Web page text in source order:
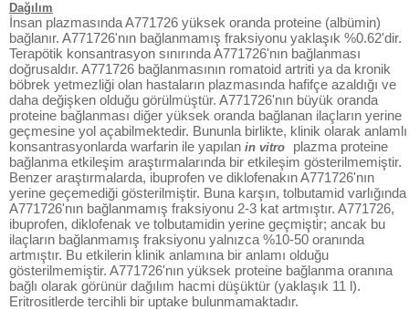
Dağılım
İnsan plazmasında A771726 yüksek oranda proteine (albümin)
bağlanır. A771726'nın bağlanmamış fraksiyonu yaklaşık %0.62'dir.
Terapötik konsantrasyon sınırında A771726'nın bağlanması
doğrusaldır. A771726 bağlanmasının romatoid artriti ya da kronik
böbrek yetmezliği olan hastaların plazmasında hafifçe azaldığı ve
daha değişken olduğu görülmüştür. A771726'nın büyük oranda
proteine bağlanması diğer yüksek oranda bağlanan ilaçların yerine
geçmesine yol açabilmektedir. Bununla birlikte, klinik olarak anlamlı
konsantrasyonlarda warfarin ile yapılan in vitro
plazma proteine
bağlanma etkileşim araştırmalarında bir etkileşim gösterilmemiştir.
Benzer araştırmalarda, ibuprofen ve diklofenakın A771726'nın
yerine geçemediği gösterilmiştir. Buna karşın, tolbutamid varlığında
A771726'nın bağlanmamış fraksiyonu 2-3 kat artmıştır. A771726,
ibuprofen, diklofenak ve tolbutamidin yerine geçmiştir; ancak bu
ilaçların bağlanmamış fraksiyonu yalnızca %10-50 oranında
artmıştır. Bu etkilerin klinik anlamına bir anlamı olduğu
gösterilmemiştir. A771726'nın yüksek proteine bağlanma oranına
bağlı olarak görünür dağılım hacmi düşüktür (yaklaşık 11 l).
Eritrositlerde tercihli bir uptake bulunmamaktadır.